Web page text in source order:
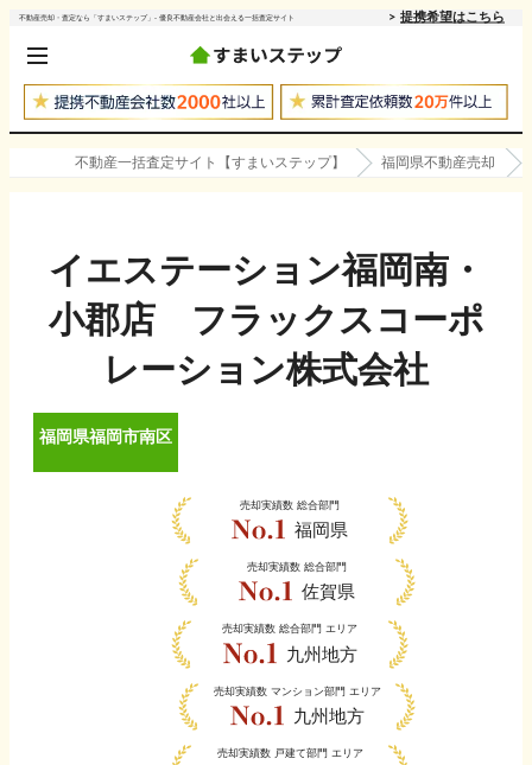
不動産売却・査定なら「すまいステップ」- 優良不動産会社と出会える一括査定サイト 提携希望はこちら
不動産一括査定サイト【すまいステップ】 福岡県不動産売却
イエステーション福岡南・
小郡店 フラックスコーポ
レーション株式会社
福岡県福岡市南区
売却実績数 総合部門
福岡県
売却実績数総合部門
佐賀県
売却実績数 総合部門 エリア
九州地方
売却実績数 マンション部門 エリア
九州地方
売却実績数 戸建て部門 エリア